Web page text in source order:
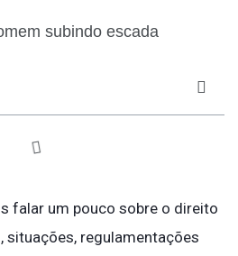
falar um pouco sobre o direito
situações, regulamentações